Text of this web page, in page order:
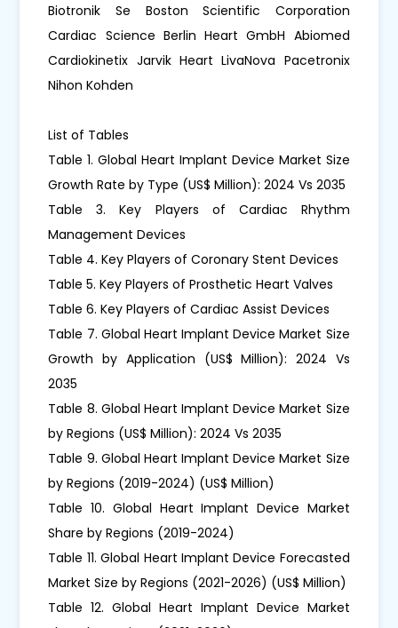
Biotronik Se Boston Scientific Corporation
Cardiac Science Berlin Heart GmbH Abiomed
Cardiokinetix Jarvik Heart LivaNova Pacetronix
Nihon Kohden
List of Tables
Table 1. Global Heart Implant Device Market Size
Growth Rate by Type (US$ Million): 2024 Vs 2035
Table 3. Key Players of Cardiac Rhythm
Management Devices
Table 4. Key Players of Coronary Stent Devices
Table 5. Key Players of Prosthetic Heart Valves
Table 6. Key Players of Cardiac Assist Devices
Table 7. Global Heart Implant Device Market Size
Growth by Application (US$ Million): 2024 Vs
2035
Table 8. Global Heart Implant Device Market Size
by Regions (US$ Million): 2024 Vs 2035
Table 9. Global Heart Implant Device Market Size
by Regions (2019-2024) (US$ Million)
Table 10. Global Heart Implant Device Market
Share by Regions (2019-2024)
Table 11. Global Heart Implant Device Forecasted
Market Size by Regions (2021-2026) (US$ Million)
Table 12. Global Heart Implant Device Market